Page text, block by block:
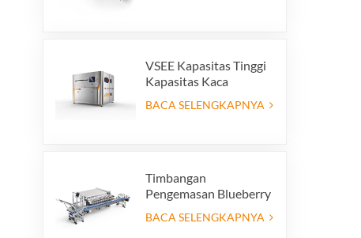
VSEE Kapasitas Tinggi
Kapasitas Kaca
Warna Kaca Warna
BACA SELENGKAPNYA
Timbangan
Pengemasan Blueberry
Tenaga Kerja dengan
BACA SELENGKAPNYA